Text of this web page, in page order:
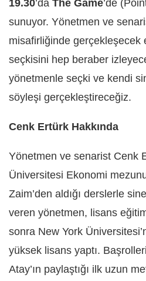
19.30’da The Game’de
sunuyor. Yönetmen ve
misafirliğinde gerçekleşecek
seçkisini hep beraber
yönetmenle seçki ve kendi
söyleşi gerçekleştireceğiz.
Cenk Ertürk Hakkında
Yönetmen ve senarist Cenk
Üniversitesi Ekonomi
Zaim’den aldığı derslerle
veren yönetmen, lisans
sonra New York
yüksek lisans yaptı.
Atay’ın paylaştığı ilk uzun